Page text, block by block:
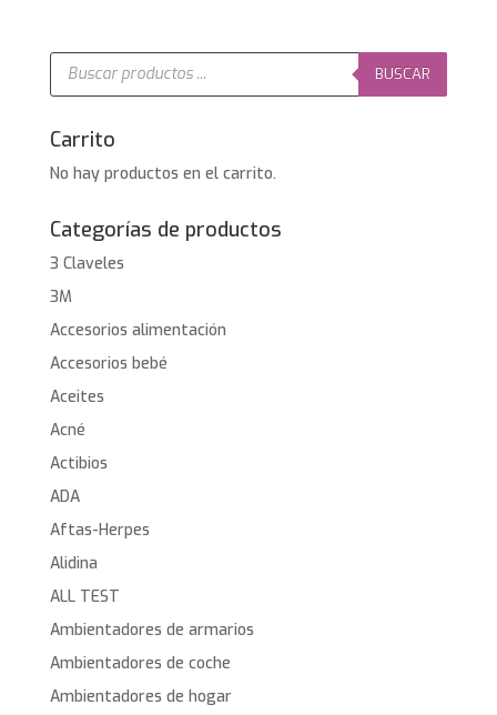
Búsqueda
productos
BUSCAR
Carrito
No hay productos en el carrito.
Categorías de productos
3 Claveles
3M
Accesorios alimentación
Accesorios bebé
Aceites
Acné
Actibios
ADA
Aftas-Herpes
Alidina
ALL TEST
Ambientadores de armarios
Ambientadores de coche
Ambientadores de hogar